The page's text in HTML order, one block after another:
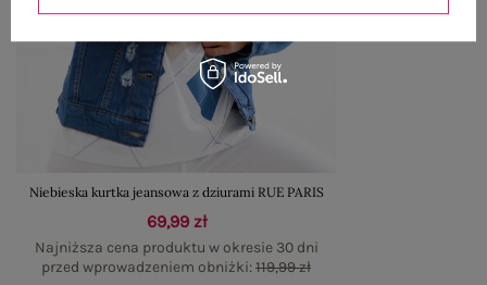
Niebieska kurtka jeansowa z dziurami RUE PARIS
69,99 zł
Najniższa cena produktu w okresie 30 dni
przed wprowadzeniem obniżki:119,99 zł